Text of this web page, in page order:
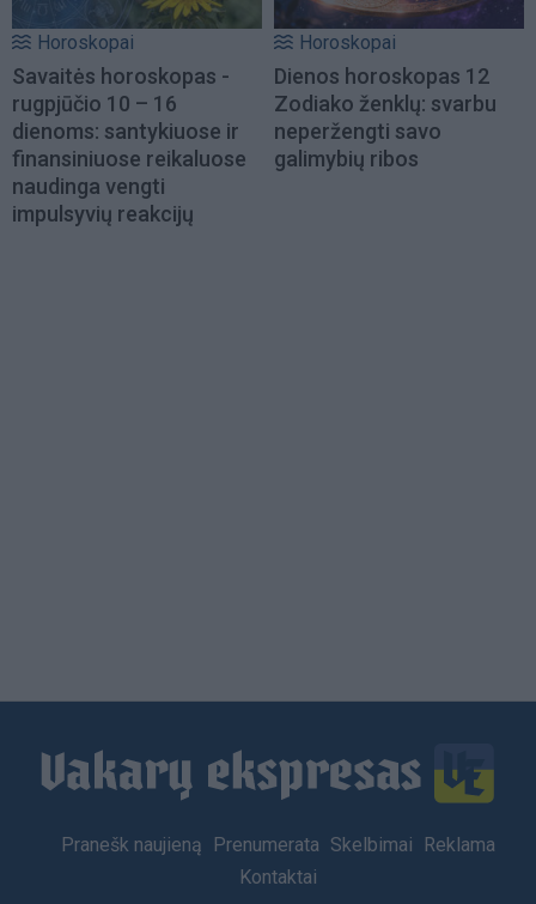
Horoskopai
Savaitės horoskopas -
rugpjūčio 10 – 16
dienoms: santykiuose ir
finansiniuose reikaluose
naudinga vengti
impulsyvių reakcijų
Horoskopai
Dienos horoskopas 12
Zodiako ženklų: svarbu
neperžengti savo
galimybių ribos
Footer
Pranešk naujieną Prenumerata Skelbimai
Reklama
Kontaktai